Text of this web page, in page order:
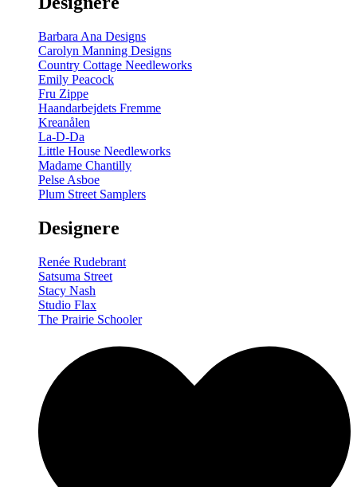
Barbara Ana Designs
Carolyn Manning Designs
Country Cottage Needleworks
Emily Peacock
Fru Zippe
Haandarbejdets Fremme
Kreanålen
La-D-Da
Little House Needleworks
Madame Chantilly
Pelse Asboe
Plum Street Samplers
Designere
Renée Rudebrant
Satsuma Street
Stacy Nash
Studio Flax
The Prairie Schooler